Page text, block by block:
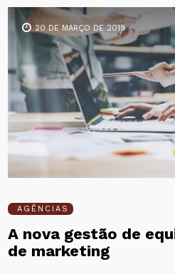
20 DE MARÇO DE 2019
AGÊNCIAS
A nova gestão de
de marketing